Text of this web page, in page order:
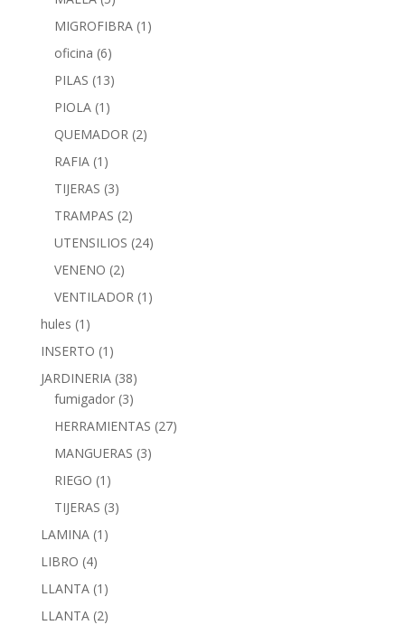
MIGROFIBRA (1)
oficina (6)
PILAS (13)
PIOLA (1)
QUEMADOR (2)
RAFIA (1)
TIJERAS (3)
TRAMPAS (2)
UTENSILIOS (24)
VENENO (2)
VENTILADOR (1)
hules (1)
INSERTO (1)
JARDINERIA (38)
fumigador (3)
HERRAMIENTAS (27)
MANGUERAS (3)
RIEGO (1)
TIJERAS (3)
LAMINA (1)
LIBRO (4)
LLANTA (1)
LLANTA (2)